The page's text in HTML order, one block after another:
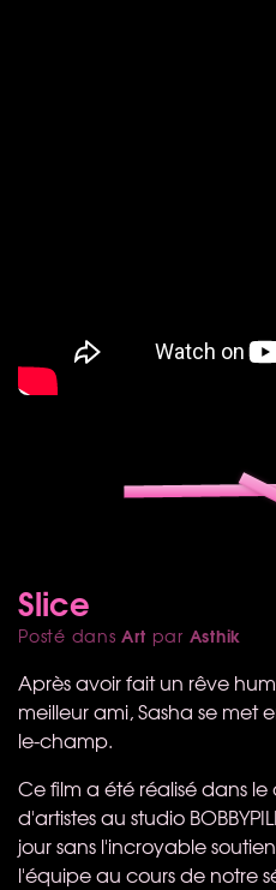
Slice
Posté dansArt par Asthik
Après avoir fait un rêve
meilleur ami, Sasha se met
le-champ.
Ce film a été réalisé dans
d'artistes au studio
jour sans l'incroyable
l'équipe au cours de notre